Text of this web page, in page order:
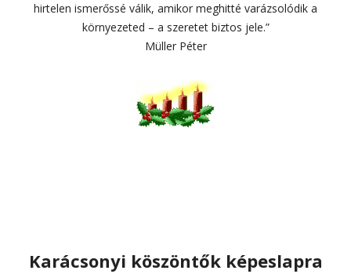
hirtelen ismerőssé válik, amikor meghitté varázsolódik a
környezeted – a szeretet biztos jele.”
Müller Péter
Karácsonyi köszöntők képeslapra